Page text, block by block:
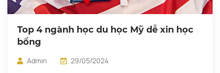
Top 4 ngành học du học Mỹ dễ xin học
bổng
Admin
29/05/2024